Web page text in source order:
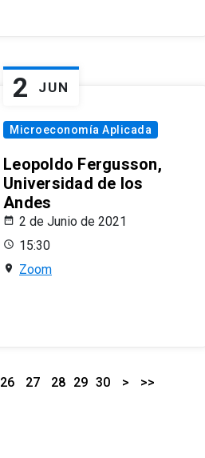
2 JUN
Microeconomía Aplicada
Leopoldo Fergusson,
Universidad de los
Andes
2 de Junio de 2021
15:30
Zoom
26 27 28 29 30 > >>